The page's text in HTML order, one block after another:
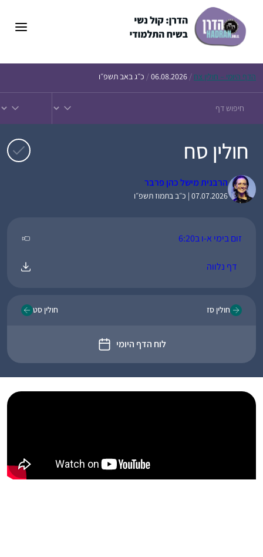
הדף היומי – חולין צח /
06.08.2026
/ כ״ג באב תשפ״ו
חולין סח
הרבנית מישל כהן פרבר
07.07.2026 | כ״ב בתמוז תשפ״ו
זום בימי א-ו ב6:20
דף נלווה
חולין סז
לוח הדף היומי
חולין סט